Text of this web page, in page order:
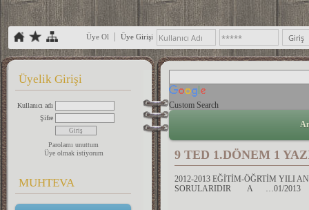
Üye Ol Üye Girişi
Üyelik Girişi
Kullanıcı adı
Şifre
Parolamı unuttum
Üye olmak istiyorum
MUHTEVA
Custom Search
9 TED 1.DÖNEM 1
2012-2013 EĞİTİM-ÖĞRTİM YILI
SORULARIDIR A …01/2013